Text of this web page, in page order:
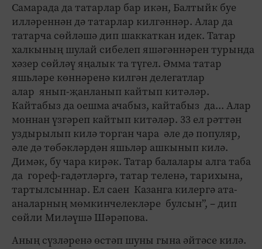
Самарада да татарлар бар икән, Балтыйк буе
илләреннән дә татарлар килгәннәр. Алар да
татарча сөйләшә дип шаккаткан идек. Татар
халкының шулай сибелеп яшәгәннәрен турында
хәзер сөйләү яңалык та түгел. Әмма татар
яшьләре көннәренә килгән делегатлар
алар янып-җанланып кайтып китәләр.
Кайтабыз да оешма ачабыз, кайтабыз да... Алар
моннан үзгәреп кайтып китәләр. 33 ел рәттән
уздырылып килә торган чара әле дә популяр,
әле дә төбәкләрдән яшьләр ашкынып килә.
Димәк, бу чара кирәк. Татар балалары алга таба
да гореф-гадәтләргә, татар теленә, тарихына,
тартылсыннар. Ел саен Казанга килергә ата-
аналарның мөмкинчелекләре булсын”, – дип
сөйли Миләүшә Шәрәпова.
Аның сүзләренә өстәп шуны гына әйтәсе килә.